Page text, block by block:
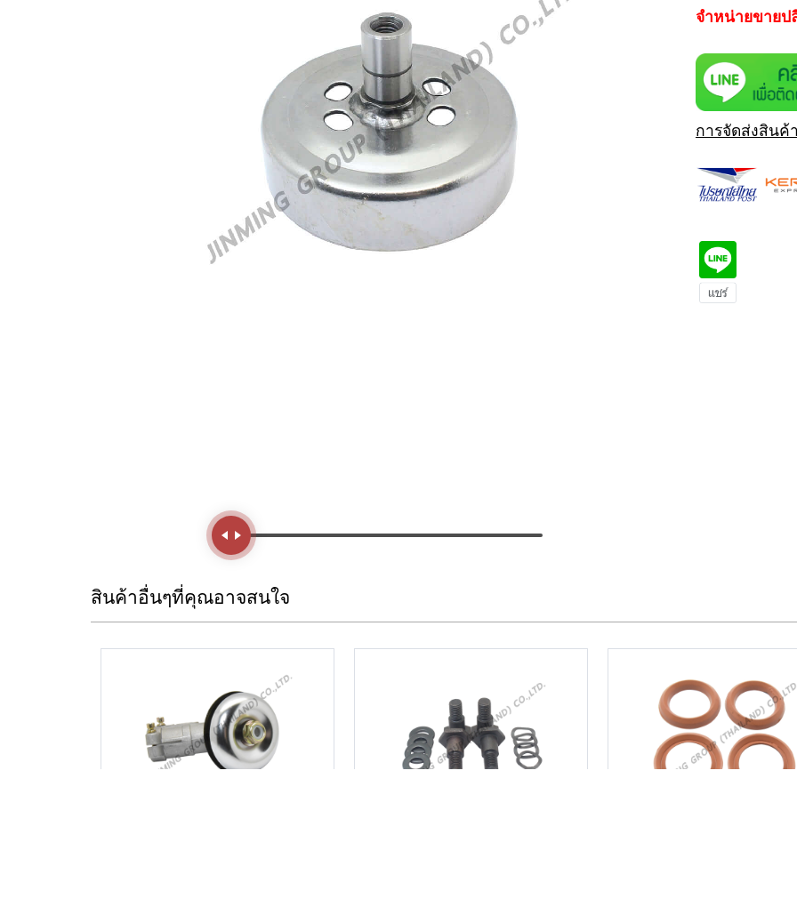
Handle
จำหน่ายขายป
การจัดส่งสินค้
สินค้าอื่นๆที่คุณอาจสนใจ